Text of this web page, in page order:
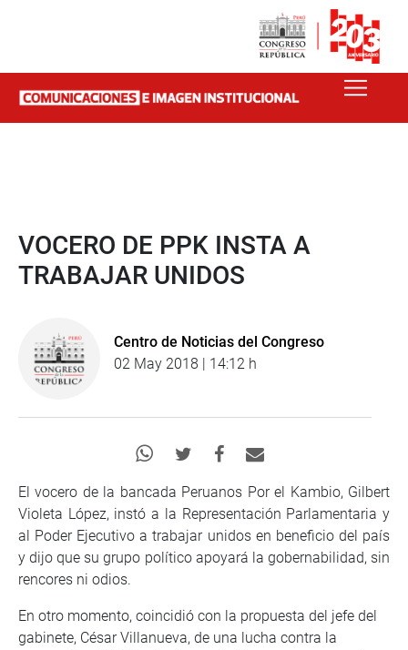
VOCERO DE PPK INSTA A
TRABAJAR UNIDOS
Centro de Noticias del Congreso
02 May 2018 | 14:12 h
El vocero de la bancada Peruanos Por el Kambio, Gilbert
Violeta López, instó a la Representación Parlamentaria y
al Poder Ejecutivo a trabajar unidos en beneficio del país
y dijo que su grupo político apoyará la gobernabilidad, sin
rencores ni odios.
En otro momento, coincidió con la propuesta del jefe del
gabinete, César Villanueva, de una lucha contra la